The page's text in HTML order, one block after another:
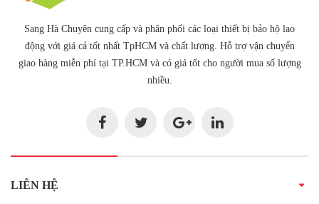
Sang Hà Chuyên cung cấp và phân phối các loại thiết bị bảo hộ lao
động với giá cả tốt nhất TpHCM và chất lượng. Hỗ trợ vận chuyển
giao hàng miễn phí tại TP.HCM và có giá tốt cho người mua số lượng
nhiều.
LIÊN HỆ